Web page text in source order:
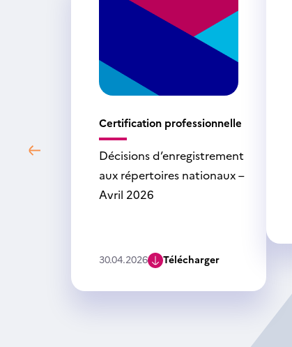
Certification professionnelle
Décisions d’enregistrement
aux répertoires nationaux –
Avril 2026
30.04.2026 Télécharger